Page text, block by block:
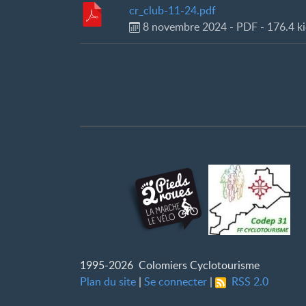
cr_club-11-24.pdf
8 novembre 2024 - PDF - 176.4
1995-2026 Colomiers Cyclotourisme
Plan du site | Se connecter | RSS 2.0